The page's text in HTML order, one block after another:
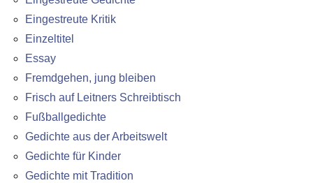
Eingestreute Kritik
Einzeltitel
Essay
Fremdgehen, jung bleiben
Frisch auf Leitners Schreibtisch
Fußballgedichte
Gedichte aus der Arbeitswelt
Gedichte für Kinder
Gedichte mit Tradition